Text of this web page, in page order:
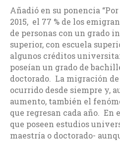
Añadió en su ponencia
2015, el 77 % de los
de personas con un grado
superior, con escuela
algunos créditos
poseían un grado de
doctorado. La migración
ocurrido desde siempre y,
aumento, también el
que regresan cada año. En
que poseen estudios
maestría o doctorado-